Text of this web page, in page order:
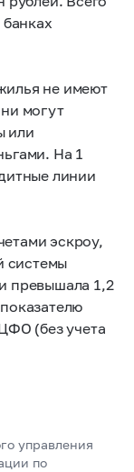
не имеют
могут
или
На 1
линии
эскроу,
системы
превышала 1,2
(без учета
управления
по